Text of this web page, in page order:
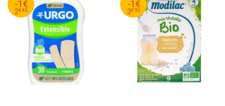
-1€
2€45
2
€
45
-1€
3€95
3
€
95